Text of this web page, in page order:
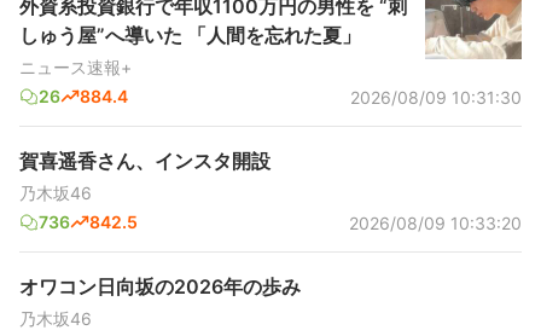
外資系投資銀行で年収1100万円の男性を “刺
しゅう屋”へ導いた 「人間を忘れた夏」
ニュース速報+
26
884.4 2026/08/09 10:31:30
賀喜遥香さん、インスタ開設
乃木坂46
736
842.5 2026/08/09 10:33:20
オワコン日向坂の2026年の歩み
乃木坂46